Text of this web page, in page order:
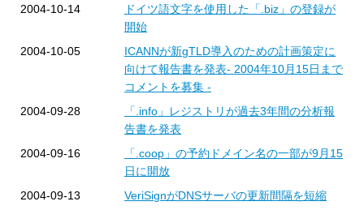
2004-10-14
ドイツ語文字を使用した「.biz」の登録が
開始
2004-10-05
ICANNが新gTLD導入のための計画策定に
向けて報告書を発表- 2004年10月15日まで
コメントを募集 -
2004-09-28
「.info」レジストリが過去3年間の分析報
告書を発表
2004-09-16
「.coop」の予約ドメイン名の一部が9月15
日に開放
2004-09-13
VeriSignがDNSサーバの更新間隔を短縮